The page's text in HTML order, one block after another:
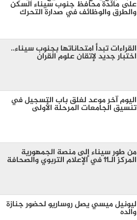
على مائدة محافظ جنوب سيناء السكن
والطرق والوظائف في صدارة التحرك
القراءات تبدأ امتحاناتها بجنوب سيناء..
اختبار جديد لإتقان علوم القران
اليوم آخر موعد لغلق باب التسجيل في
تنسيق الجامعات المرحلة الأولى
من طور سيناء إلى منصة الجمهورية
المركز الـ11 في الإعلام التربوي والصحافة
ليونيل ميسي يصل روساريو لحضور جنازة
والده